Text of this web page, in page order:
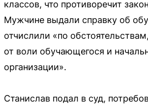
классов, что противоречит
Мужчине выдали справку об
отчислили «по
от воли обучающегося и
организации».
Станислав подал в суд,